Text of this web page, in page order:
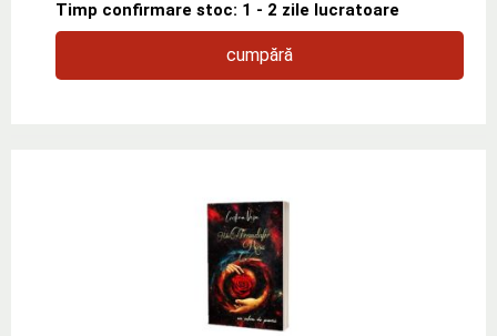
Timp confirmare stoc: 1 - 2 zile lucratoare
cumpără